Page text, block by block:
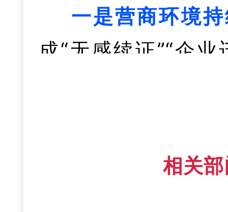
要素保障，力争全
投资2000亿元以上
深谋实对上争资清
打造立体化全方位
动帮助企业解决问
款规模居全省第5。
高素质人才支撑
省前列。首创“链
电商交易额预计完
强综保区。累计签
采等改革，我市医
+等级。
协同医防融合试点
一是营商环境
成“无感续证”“企
体4.14万户，总量
知识产权和商业
相关